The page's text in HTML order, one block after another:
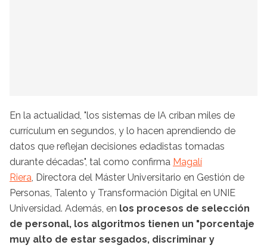
En la actualidad, "los sistemas de IA criban miles de
currículum en segundos, y lo hacen aprendiendo de
datos que reflejan decisiones edadistas tomadas
durante décadas", tal como confirma Magalí
Riera, Directora del Máster Universitario en Gestión de
Personas, Talento y Transformación Digital en UNIE
Universidad. Además, en los procesos de selección
de personal, los algoritmos tienen un "porcentaje
muy alto de estar sesgados, discriminar y